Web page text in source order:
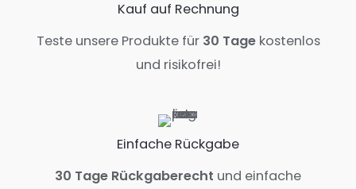
Kauf auf Rechnung
Teste unsere Produkte für 30 Tagekostenlos
und risikofrei!
Einfache Rückgabe
30 Tage Rückgaberecht und einfache